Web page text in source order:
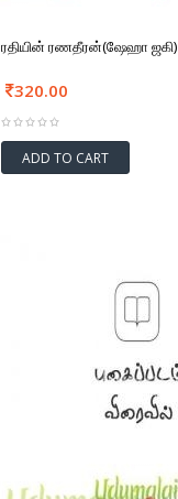
ரதியின் ரணதீரன்(ஷேஹா ஜகி)
320.00
ADD TO CART